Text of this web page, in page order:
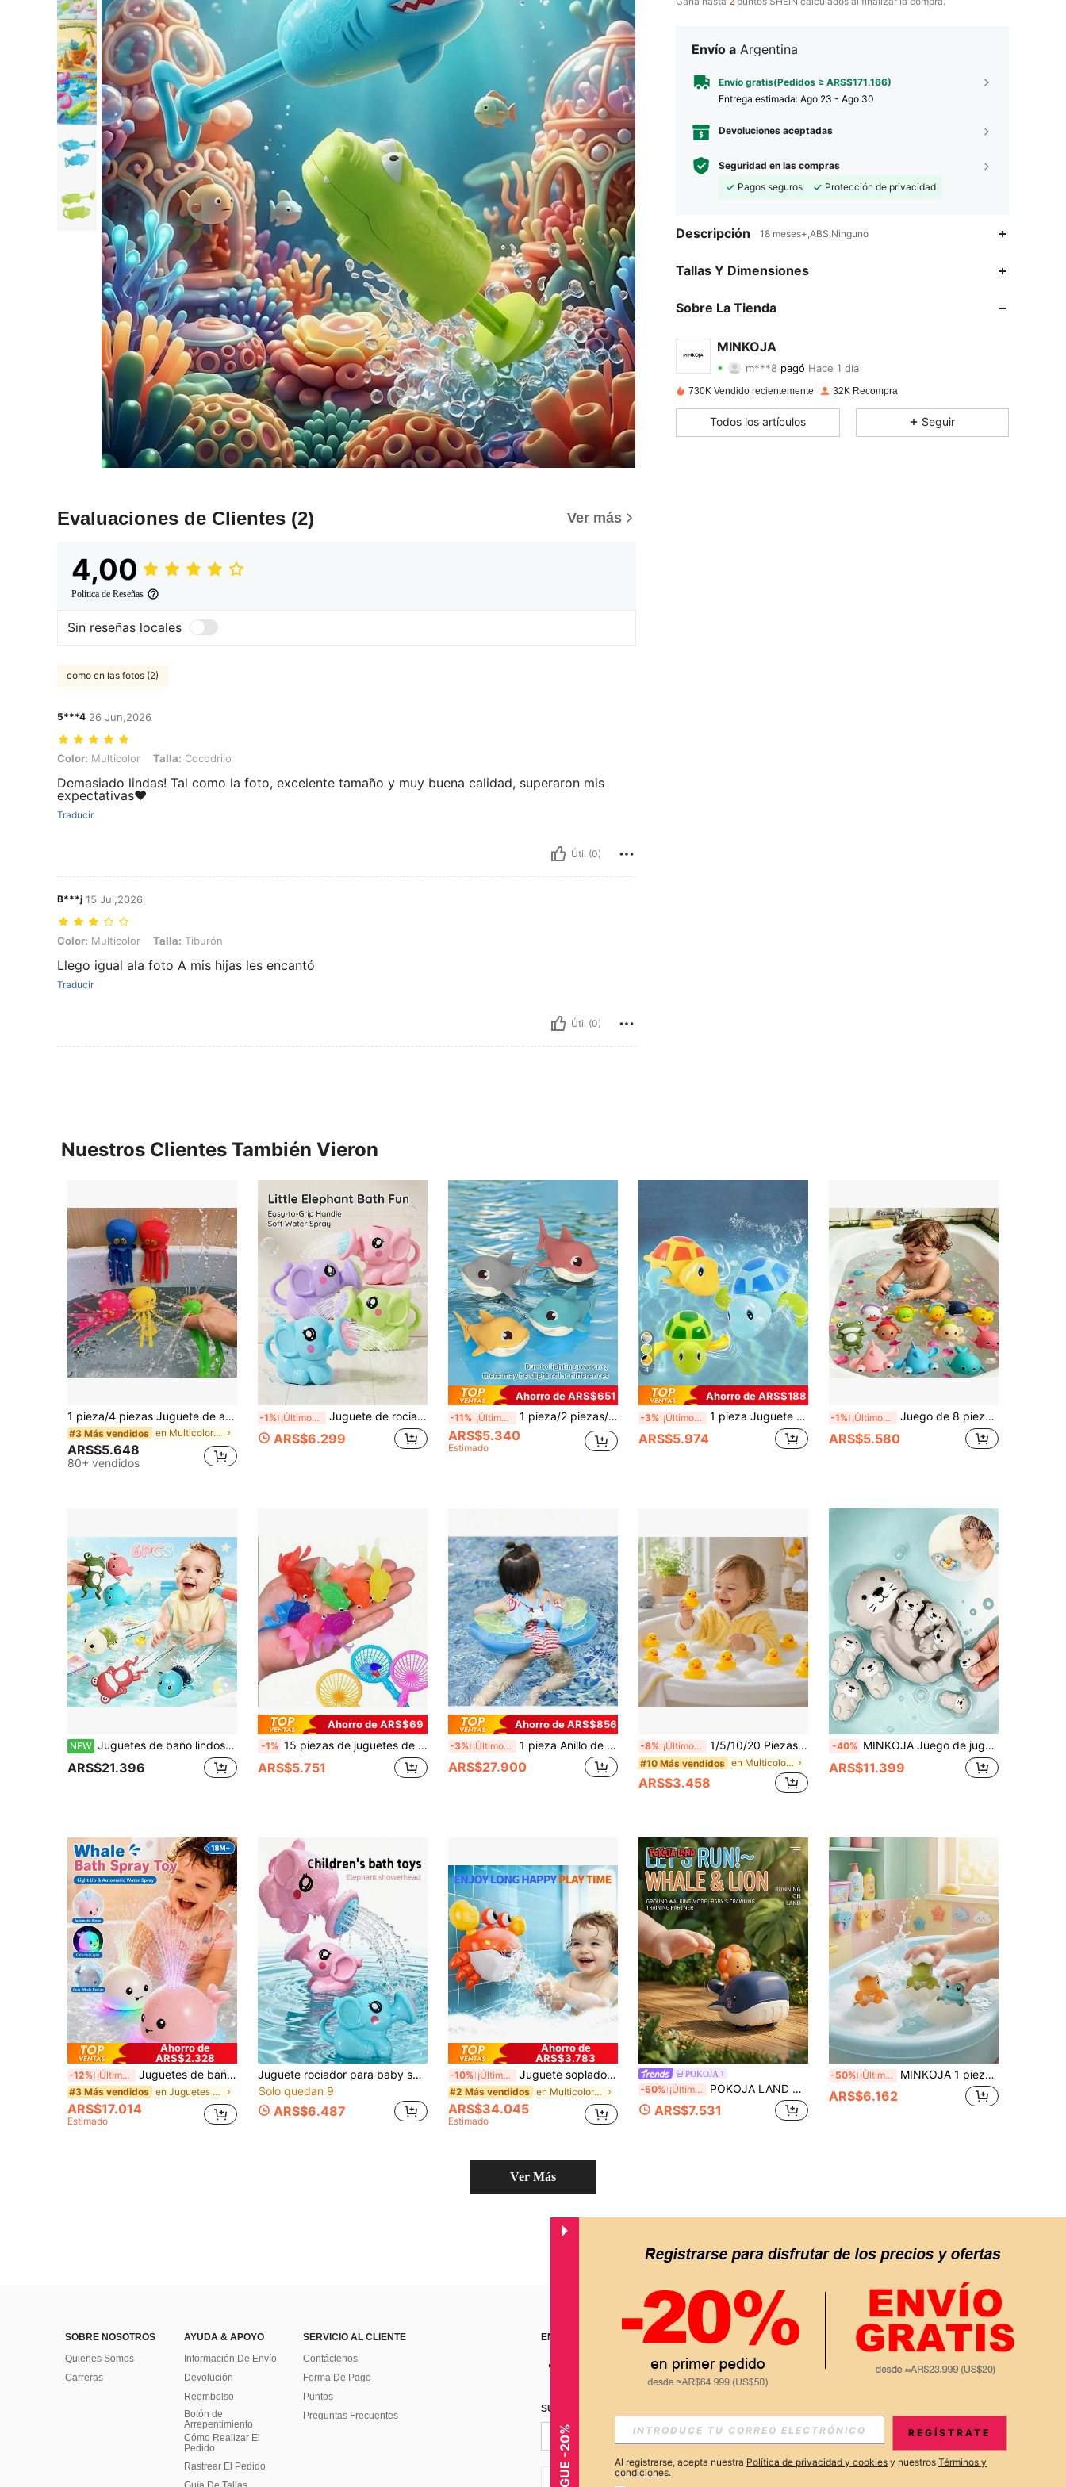
Evaluaciones de Clientes (2) Ver más
4,00
Política de Reseñas
Sin reseñas locales
como en las fotos (2)
5***4 26 Jun,2026
Color: Multicolor, Talla: Cocodrilo
Color: Multicolor Talla: Cocodrilo
Demasiado lindas! Tal como la foto, excelente tamaño y muy buena calidad, superaron mis
expectativas❤️
Traducir
Útil (0)
B***j 15 Jul,2026
Color: Multicolor, Talla: Tiburón
Color: Multicolor Talla: Tiburón
Llego igual ala foto A mis hijas les encantó
Traducir
Útil (0)
Envío a Argentina
Envío gratis(Pedidos ≥ ARS$171.166)
Entrega estimada: Ago 23 - Ago 30
Devoluciones aceptadas
Seguridad en las compras
Pagos seguros
Protección de privacidad
Descripción 18 meses+,ABS,Ninguno
Tallas Y Dimensiones
Sobre La Tienda
MINKOJA
4,68
4,68
m***8
z***0seguidoHace 1 horas
4,68
730K Vendido recientemente 32K Recompra
Todos los artículos Seguir
Nuestros Clientes También Vieron
1 pieza/4 piezas Juguete de apretón de pulpo, juguete de agua para baño de bebé, rociador de ducha en forma de pulpo, juguete antiestrés de rociado de agua, juguete esencial para el baño del bebé, juguete flotante lindo para niños, regalo para niños y niñas
#3 Más vendidos en Multicolor Otros juguetes de baño para bebés
ARS$5.648
80+ vendidos
-1% ¡Últimos 2 días Juguete de rociado de agua con forma de elefante HAOQU, juguete de juego de agua para la hora del baño de los niños, juguete de rociado de agua con diseño de animal, accesorio para el baño del bebé
ARS$6.299
Ahorro de ARS$651
-11% ¡Últimos 3 días 1 pieza/2 piezas/4 piezas Juguete de baño con forma de tiburón que rocía agua, juguete de bañera, juguete de ballena que rocía agua para piscina y baño, juguete de juego de agua de bañera, juguete de baño, juguete de natación, piscina de bolas, bañera de bebé, pelota de baño, color aleatorio
ARS$5.340
Estimado
4
Ahorro de ARS$188
-3% ¡Últimos 3 días 1 pieza Juguete de baño de tortuga con cuerda divertida, adecuado para niños pequeños de 2-6 años, juguete de baño para niños, unisex para niños y niñas, juguete de juego de agua para baño, piscina, ducha, bañera, playa al aire libre, juguete sensorial, juguete mini lindo para niños, regalo de Navidad, juego para recién nacidos
ARS$5.974
-1% ¡Últimos 2 días Juego de 8 piezas de juguetes de baño, tortuga, tiburón, pato, rana, delfín, juegos de piscina, juego de agua, adecuado para niños de 1 a 6 años, aplicable para bañera, ducha, ducha de playa, bebés, niños, niñas, regalo de Navidad
ARS$5.580
NEW Juguetes de baño lindos para bebés y niños pequeños, animales de cuerda 2 tortugas, 2 ranas, 2 ballenas, adecuados para bañera, lavabo, piscina, regalo para niños - 6 piezas
ARS$21.396
Ahorro de ARS$69
-1% 15 piezas de juguetes de peces dorados de goma suave simulados que flotan, para juegos acuáticos interiores y exteriores, decoraciones y suministros para fiestas de verano, sin batería requerida (color aleatorio)
ARS$5.751
Ahorro de ARS$856
-3% ¡Últimos 3 días 1 pieza Anillo de natación para debajo del brazo para bebés, círculo flotante inflable para niños de 0 a 3 años, flotador de cuello reforzado
ARS$27.900
-8% ¡Últimos 3 días 1/5/10/20 Piezas Patos de Baño y Piscina, Juguetes de Agua para Baño, Patitos Pequeños con Sonido al Apretar, Patitos Compañeros de Juego para Baño y Natación de Bebé, Actividad de Verano en Playa y Piscina, Juguete para Niños, Regalos de Baño, Juguetes para Bebé, Baño
#10 Más vendidos en Multicolor Otros juguetes de baño para bebés
ARS$3.458
-40% MINKOJA Juego de juguetes de baño con nutria linda, juego de juego de agua para bañera para niños con kit de panel trasero con ventosas fuertes que se adhieren firmemente a bañeras/piscinas. Usa la red de pesca de la nutria para atrapar las pelotas, carreras flotantes y de puntería, un gran regalo para juegos de agua en el baño, fiestas en la piscina, adecuado como regalo para niños mayores de 18 meses
ARS$11.399
Ahorro de
ARS$2.328
-12% ¡Últimos 3 días Juguetes de baño para bebé, adecuados para niños pequeños, juguete de ballena brillante con rociador de agua, juguete de mesa de agua para piscina de bebé, adecuado para bebés de 3 meses en adelante, juguete de fuente de bañera, regalo de cumpleaños
#3 Más vendidos en Juguetes de baño para bebés
ARS$17.014
Estimado
Juguete rociador para baby shower HAOQU, rociador de agua con forma de elefante, juguete de ducha con diseño de animal, juguete de juego de agua para niños, accesorios de baño para bebé, 4 colores dulces para elegir
Solo quedan 9
ARS$6.487
Ahorro de
ARS$3.783
-10% ¡Últimos 3 días Juguete soplador de burbujas con forma de cangrejo para niños, máquina de burbujas musical eléctrica de cangrejo para la hora del baño, juguete de agua para la bañera para bebés, niños y niñas (se requieren 2 pilas AA)
#2 Más vendidos en Multicolor Otros juguetes de baño para bebés
ARS$34.045
Estimado
POKOJA
-50% ¡Últimos 3 días POKOJA LAND Un juguete de baño con función de rociado de niebla de agua dinámica. Utiliza un dispositivo mecánico manual. Es de tamaño pequeño y es muy adecuado para baños familiares, bañeras, salas de estar, decoración del hogar. Es un regalo ideal para festivales, fiestas, San Valentín y es adecuado para que lo usen adultos, adolescentes, miembros de la familia y amigos.
ARS$7.531
-50% ¡Últimos 2 días MINKOJA 1 pieza Bola de agua flotante con función de rociado para el baño. Presenta un diseño flotante con una forma circular suave. Se puede reutilizar, es fácil de operar, tiene un control de encendido/apagado conveniente, es de tamaño pequeño y es muy adecuada para usar en baños familiares, bañeras, duchas, durante viajes, decoración de habitaciones. Es un regalo ideal para festivales, adecuado para adultos, adolescentes, miembros de la familia y amigos.
ARS$6.162
Ver Más
SOBRE NOSOTROS
Quienes Somos
Carreras
AYUDA & APOYO
Información De Envío
Devolución
Reembolso
Botón de
Arrepentimiento
Cómo Realizar El
Pedido
Rastrear El Pedido
SERVICIO AL CLIENTE
Contáctenos
Forma De Pago
Puntos
Preguntas Frecuentes
ENCUÉNTRANOS EN APP
SUSCRÍBETE PARA RECIBIR OFERTAS EXCLUSIVAS, PROMOCIONES Y NOTICIAS DE SHEIN
Suscribir
AR + 54
REGÍSTRATE
Al registrarse, acepta nuestra Política de privacidad y cookies y nuestros Términos y
condiciones.